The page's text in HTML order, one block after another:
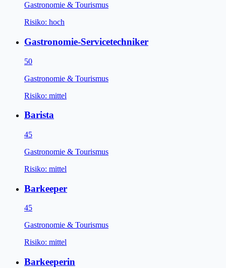
Gastronomie & Tourismus
Risiko: hoch
Gastronomie-Servicetechniker
50
Gastronomie & Tourismus
Risiko: mittel
Barista
45
Gastronomie & Tourismus
Risiko: mittel
Barkeeper
45
Gastronomie & Tourismus
Risiko: mittel
Barkeeperin